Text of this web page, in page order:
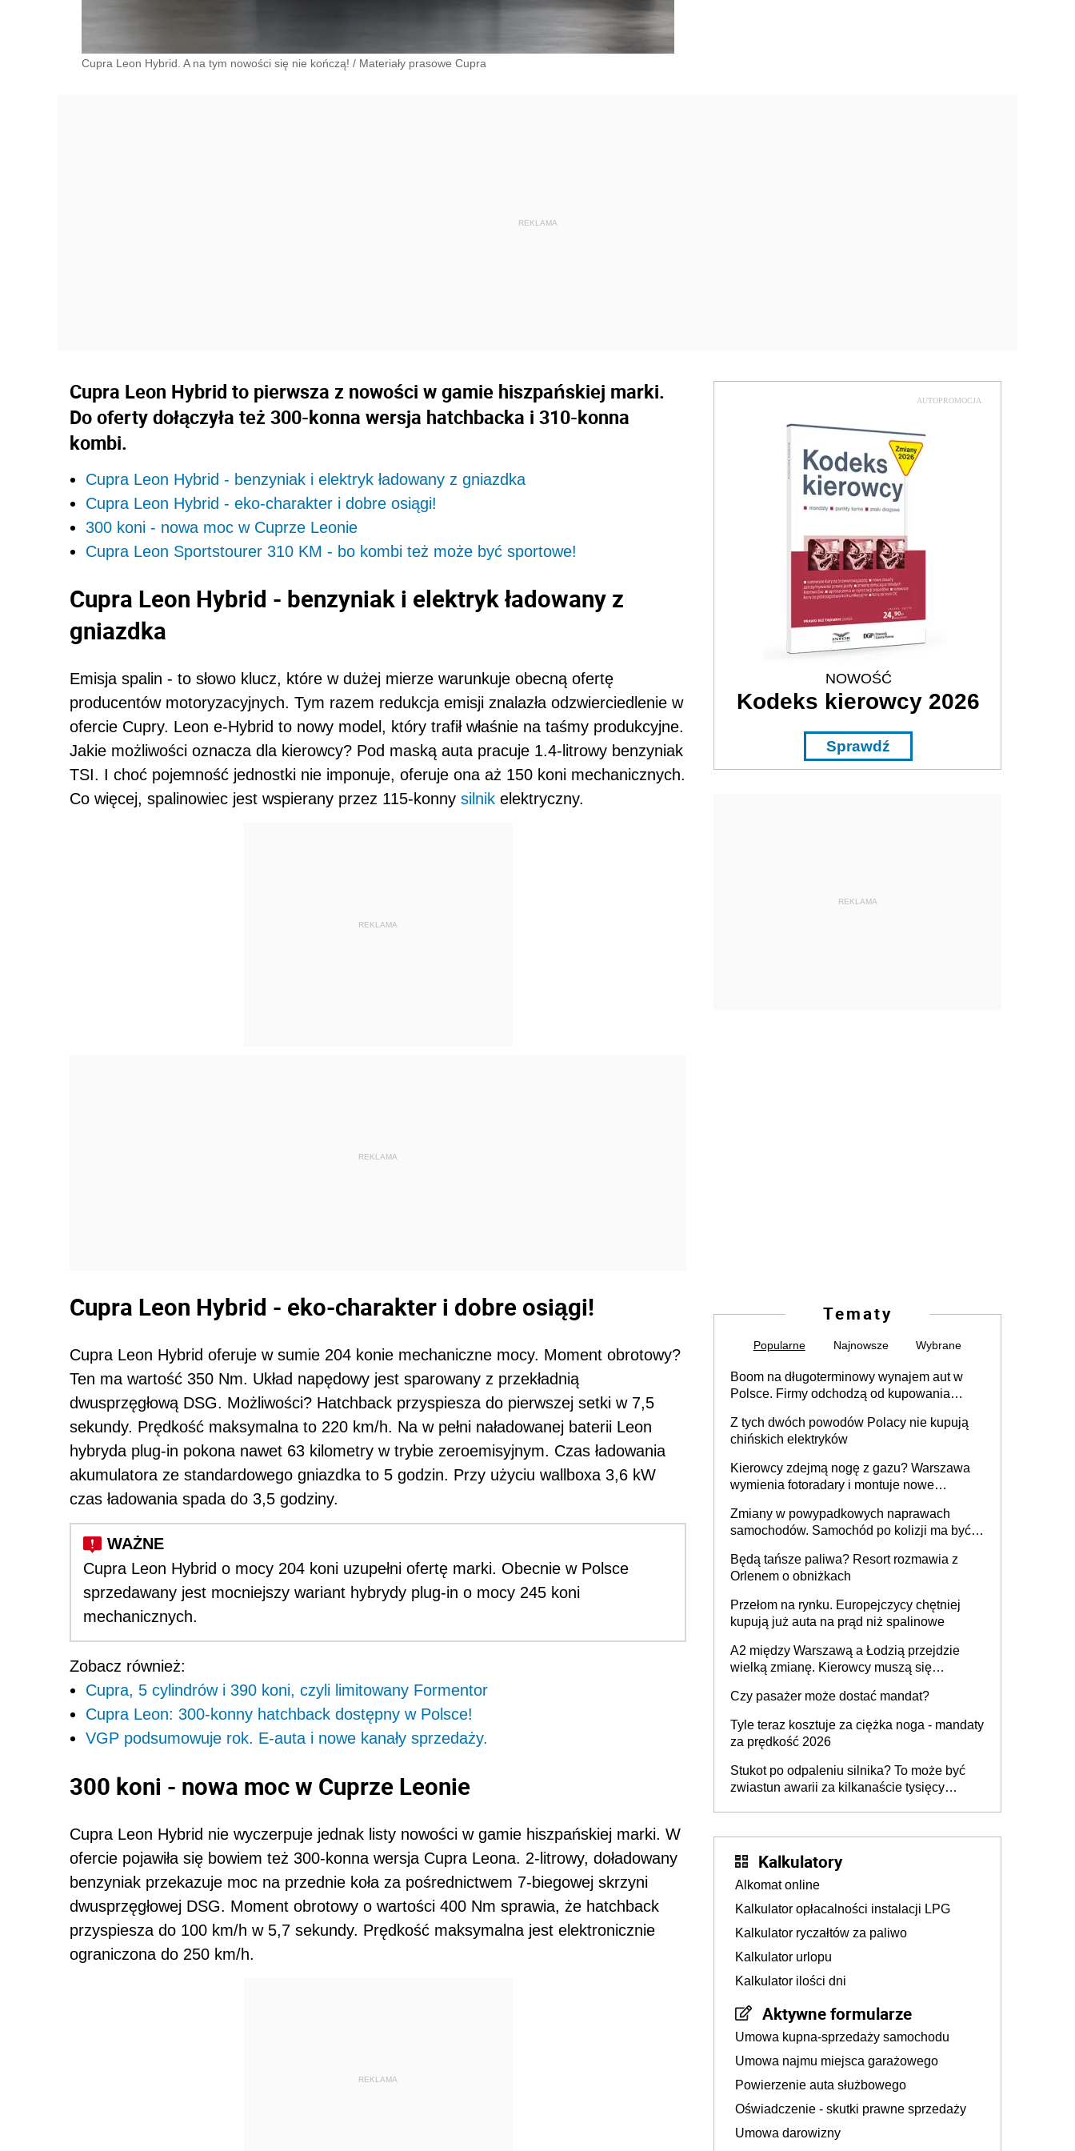
Cupra Leon Hybrid. A na tym nowości się nie kończą! / Materiały prasowe Cupra
Cupra Leon Hybrid to pierwsza z nowości w gamie hiszpańskiej marki.
Do oferty dołączyła też 300-konna wersja hatchbacka i 310-konna
kombi.
Cupra Leon Hybrid - benzyniak i elektryk ładowany z gniazdka
Cupra Leon Hybrid - eko-charakter i dobre osiągi!
300 koni - nowa moc w Cuprze Leonie
Cupra Leon Sportstourer 310 KM - bo kombi też może być sportowe!
Cupra Leon Hybrid - benzyniak i elektryk ładowany z
gniazdka
Emisja spalin - to słowo klucz, które w dużej mierze warunkuje obecną ofertę
producentów motoryzacyjnych. Tym razem redukcja emisji znalazła odzwierciedlenie w
ofercie Cupry. Leon e-Hybrid to nowy model, który trafił właśnie na taśmy produkcyjne.
Jakie możliwości oznacza dla kierowcy? Pod maską auta pracuje 1.4-litrowy benzyniak
TSI. I choć pojemność jednostki nie imponuje, oferuje ona aż 150 koni mechanicznych.
Co więcej, spalinowiec jest wspierany przez 115-konny silnik elektryczny.
REKLAMA
REKLAMA
Cupra Leon Hybrid - eko-charakter i dobre osiągi!
Cupra Leon Hybrid oferuje w sumie 204 konie mechaniczne mocy. Moment obrotowy?
Ten ma wartość 350 Nm. Układ napędowy jest sparowany z przekładnią
dwusprzęgłową DSG. Możliwości? Hatchback przyspiesza do pierwszej setki w 7,5
sekundy. Prędkość maksymalna to 220 km/h. Na w pełni naładowanej baterii Leon
hybryda plug-in pokona nawet 63 kilometry w trybie zeroemisyjnym. Czas ładowania
akumulatora ze standardowego gniazdka to 5 godzin. Przy użyciu wallboxa 3,6 kW
czas ładowania spada do 3,5 godziny.
Cupra Leon Hybrid o mocy 204 koni uzupełni ofertę marki. Obecnie w Polsce
sprzedawany jest mocniejszy wariant hybrydy plug-in o mocy 245 koni
mechanicznych.
Zobacz również:
Cupra, 5 cylindrów i 390 koni, czyli limitowany Formentor
Cupra Leon: 300-konny hatchback dostępny w Polsce!
VGP podsumowuje rok. E-auta i nowe kanały sprzedaży.
300 koni - nowa moc w Cuprze Leonie
Cupra Leon Hybrid nie wyczerpuje jednak listy nowości w gamie hiszpańskiej marki. W
ofercie pojawiła się bowiem też 300-konna wersja Cupra Leona. 2-litrowy, doładowany
benzyniak przekazuje moc na przednie koła za pośrednictwem 7-biegowej skrzyni
dwusprzęgłowej DSG. Moment obrotowy o wartości 400 Nm sprawia, że hatchback
przyspiesza do 100 km/h w 5,7 sekundy. Prędkość maksymalna jest elektronicznie
ograniczona do 250 km/h.
REKLAMA
AUTOPROMOCJA
NOWOŚĆ
Kodeks kierowcy 2026
Sprawdź
REKLAMA
Tematy
Popularne Najnowsze Wybrane
Boom na długoterminowy wynajem aut w
Polsce. Firmy odchodzą od kupowania
Z tych dwóch powodów Polacy nie kupują
chińskich elektryków
Kierowcy zdejmą nogę z gazu? Warszawa
wymienia fotoradary i montuje nowe
Zmiany w powypadkowych naprawach
samochodów. Samochód po kolizji ma być
technologią producenta
Będą tańsze paliwa? Resort rozmawia z
Orlenem o obniżkach
Przełom na rynku. Europejczycy chętniej
kupują już auta na prąd niż spalinowe
A2 między Warszawą a Łodzią przejdzie
wielką zmianę. Kierowcy muszą się
Czy pasażer może dostać mandat?
Tyle teraz kosztuje za ciężka noga - mandaty
za prędkość 2026
Stukot po odpaleniu silnika? To może być
zwiastun awarii za kilkanaście tysięcy
Kalkulatory
Alkomat online
Kalkulator opłacalności instalacji LPG
Kalkulator ryczałtów za paliwo
Kalkulator urlopu
Kalkulator ilości dni
Aktywne formularze
Umowa kupna-sprzedaży samochodu
Umowa najmu miejsca garażowego
Powierzenie auta służbowego
Oświadczenie - skutki prawne sprzedaży
Umowa darowizny